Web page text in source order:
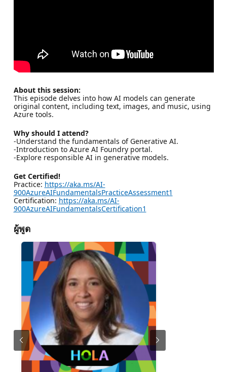
About this session:
This episode delves into how AI models can generate
original content, including text, images, and music, using
Azure tools.
Why should I attend?
-Understand the fundamentals of Generative AI.
-Introduction to Azure AI Foundry portal.
-Explore responsible AI in generative models.
Get Certified!
Practice: https://aka.ms/AI-
900AzureAIFundamentalsPracticeAssessment1
Certification: https://aka.ms/AI-
900AzureAIFundamentalsCertification1
ผู้พูด